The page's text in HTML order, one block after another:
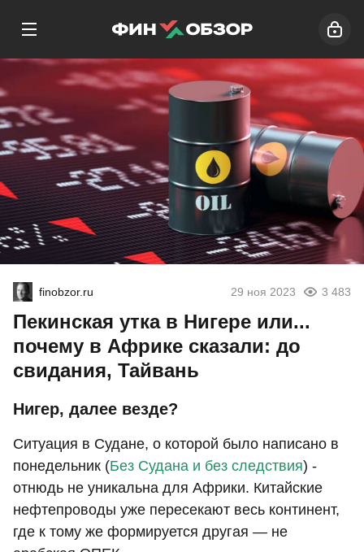
finobzor.ru 29 ноя 2023 3 483
Пекинская утка в Нигере или...
почему в Африке сказали: до
свидания, Тайвань
Нигер, далее везде?
Ситуация в Судане, о которой было написано в
понедельник (Без Судана и без следствия) -
отнюдь не уникальна для Африки. Китайские
нефтепроводы уже пересекают весь континент,
где к тому же формируется другая — не